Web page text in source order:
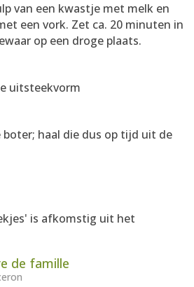
van een kwastje met melk en
een vork. Zet ca. 20 minuten in
op een droge plaats.
uitsteekvorm
haal die dus op tijd uit de
is afkomstig uit het
de famille